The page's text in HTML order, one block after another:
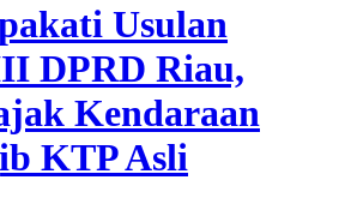
Usulan
DPRD Riau,
Kendaraan
KTP Asli